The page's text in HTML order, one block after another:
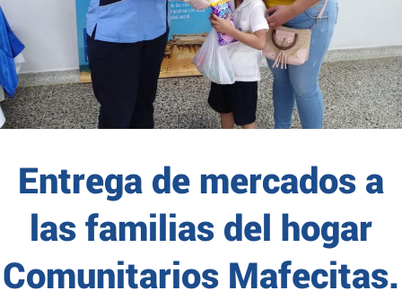
Entrega de mercados a
las familias del hogar
Comunitarios Mafecitas.